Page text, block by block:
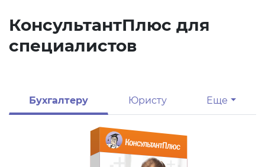
КонсультантПлюс для
специалистов
Бухгалтеру Юристу Еще